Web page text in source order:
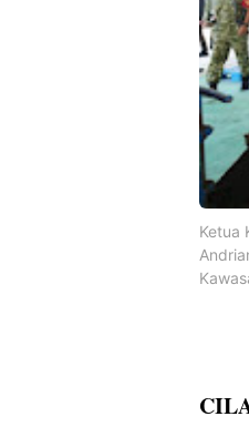
Ketua